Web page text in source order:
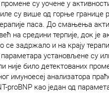
промене су уочене у
су више од горње границе
паса. До смањења
на средини терпије, док је
се задржало и на крају
параметара установљене су
није било детектованих
имуноесеј анализатора
proBNP као један од